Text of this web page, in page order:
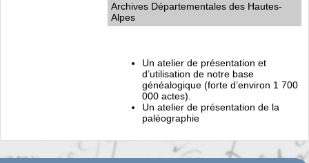
Archives Départementales des Hautes-
Alpes
Un atelier de présentation et
d’utilisation de notre base
généalogique (forte d’environ 1 700
000 actes).
Un atelier de présentation de la
paléographie